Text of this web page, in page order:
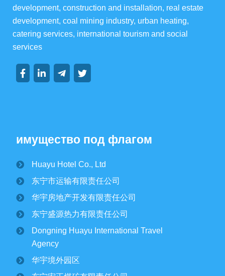
集团资讯
групповая динамика
纪文楠董事长赴境外园区视察大豆收割工作
1707
金秋时节，境外园区的2500公顷大豆、1500公顷玉米迎来
丰收季。10月15日，华宇集团董事长纪文楠赴境外园区视察农
￼
2025/07/12
development, construction and installation, real estate
development, coal mining industry, urban heating,
catering services, international tourism and social
services
имущество под флагом
Huayu Hotel Co., Ltd
东宁市运输有限责任公司
华宇房地产开发有限责任公司
东宁盛源热力有限责任公司
Dongning Huayu International Travel
Agency
华宇境外园区